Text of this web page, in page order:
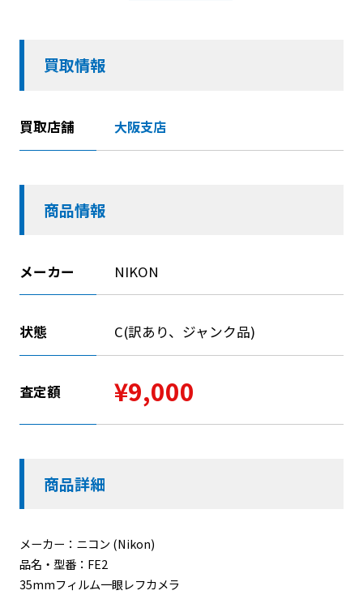
買取情報
買取店舗 大阪支店
商品情報
メーカー NIKON
状態 C(訳あり、ジャンク品)
査定額 ¥9,000
商品詳細
メーカー：ニコン (Nikon)
品名・型番：FE2
35mmフィルム一眼レフカメラ